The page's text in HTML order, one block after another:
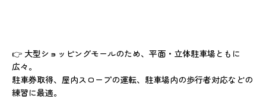
👉 大型ショッピングモールのため、平面・立体駐車場ともに
広々。
駐車券取得、屋内スロープの運転、駐車場内の歩行者対応などの
練習に最適。